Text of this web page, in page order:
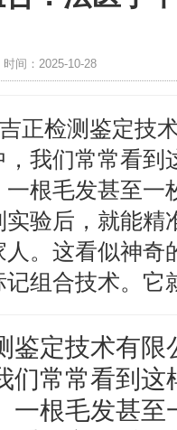
时间：2025-10-28
检测鉴定技术
们常常看到
根毛发甚至一
验后，就能精
。这看似神奇
组合技术。它
定技术有限
常常看到这
一根毛发甚